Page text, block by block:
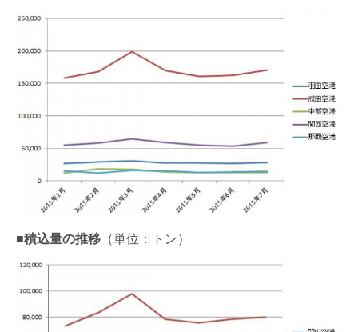
■積込量の推移 （単位：トン）